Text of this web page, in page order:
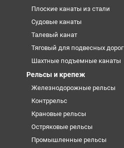
Плоские канаты из стали
Судовые канаты
Талевый канат
Тяговый для подвесных дорог
Шахтные подъемные канаты
Рельсы и крепеж
Железнодорожные рельсы
Контррельс
Крановые рельсы
Остряковые рельсы
Промышленные рельсы